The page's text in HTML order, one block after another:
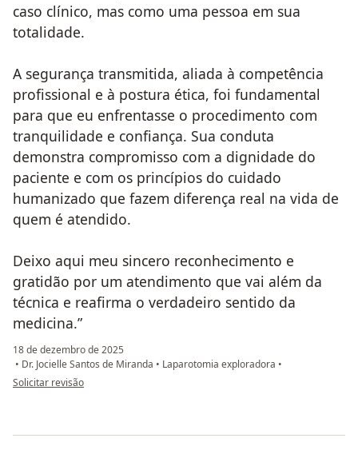
caso clínico, mas como uma pessoa em sua
totalidade.
A segurança transmitida, aliada à competência
profissional e à postura ética, foi fundamental
para que eu enfrentasse o procedimento com
tranquilidade e confiança. Sua conduta
demonstra compromisso com a dignidade do
paciente e com os princípios do cuidado
humanizado que fazem diferença real na vida de
quem é atendido.
Deixo aqui meu sincero reconhecimento e
gratidão por um atendimento que vai além da
técnica e reafirma o verdadeiro sentido da
medicina.”
18 de dezembro de 2025
• Dr. Jocielle Santos de Miranda • Laparotomia exploradora •
na opinião do utilizador Camila Grespan
Solicitar revisão